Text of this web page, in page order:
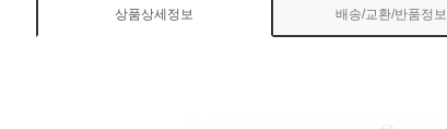
상품상세정보 배송/교환/반품정보